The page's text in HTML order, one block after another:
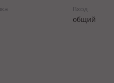
Вход
общий